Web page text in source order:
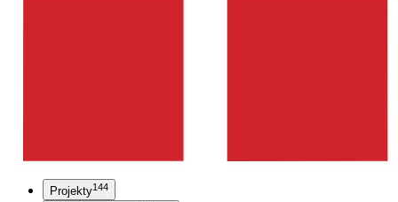
Projekty144